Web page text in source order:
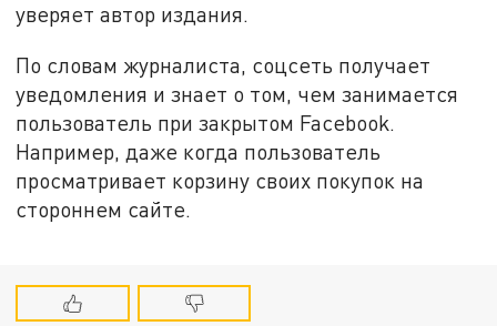
уверяет автор издания.
По словам журналиста, соцсеть получает
уведомления и знает о том, чем занимается
пользователь при закрытом Facebook.
Например, даже когда пользователь
просматривает корзину своих покупок на
стороннем сайте.